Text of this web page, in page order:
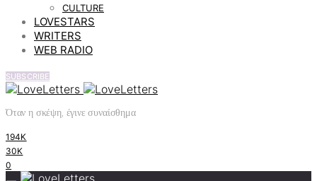
CULTURE
LOVESTARS
WRITERS
WEB RADIO
SUBSCRIBE
Όταν η σκέψη, έγινε συναίσθημα
194K
30K
0